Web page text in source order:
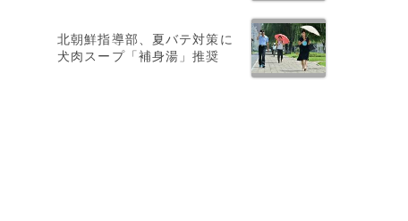
北朝鮮指導部、夏バテ対策に
犬肉スープ「補身湯」推奨